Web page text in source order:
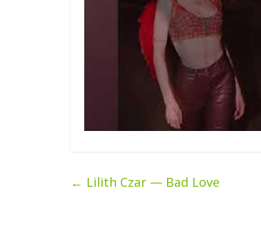
← Lilith Czar — Bad Love